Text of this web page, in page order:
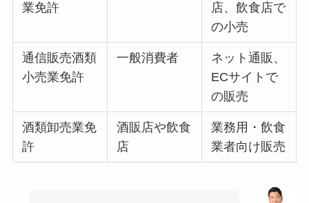
業免許
店、飲食店で
の小売
通信販売酒類
小売業免許
一般消費者
ネット通販、
ECサイトで
の販売
酒類卸売業免
許
酒販店や飲食
店
業務用・飲食
業者向け販売